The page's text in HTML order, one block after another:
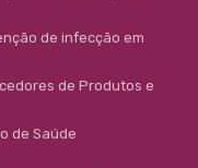
de infecção em
de Produtos e
de Saúde